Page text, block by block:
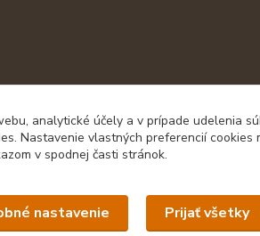
analytické účely a v prípade udelenia
Nastavenie vlastných preferencií cookies
v spodnej časti stránok.
nastavenie Prijať všetky